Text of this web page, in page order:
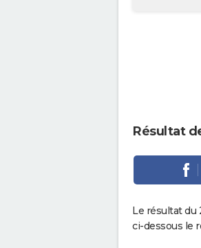
Résultat
Le résultat
ci-dessous le